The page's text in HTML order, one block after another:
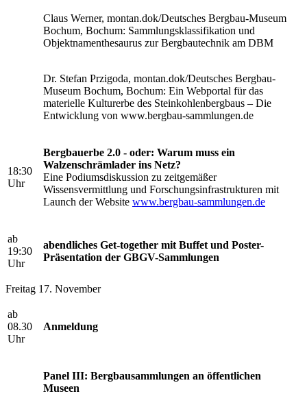
Claus Werner, montan.dok/Deutsches Bergbau-Museum
Bochum, Bochum: Sammlungsklassifikation und
Objektnamenthesaurus zur Bergbautechnik am DBM
Dr. Stefan Przigoda, montan.dok/Deutsches Bergbau-
Museum Bochum, Bochum: Ein Webportal für das
materielle Kulturerbe des Steinkohlenbergbaus – Die
Entwicklung von www.bergbau-sammlungen.de
18:30
Uhr
Bergbauerbe 2.0 - oder: Warum muss ein
Walzenschrämlader ins Netz?
Eine Podiumsdiskussion zu zeitgemäßer
Wissensvermittlung und Forschungsinfrastrukturen mit
Launch der Website www.bergbau-sammlungen.de
ab
19:30
Uhr
abendliches Get-together mit Buffet und Poster-
Präsentation der GBGV-Sammlungen
Freitag 17. November
ab
08.30
Uhr
Anmeldung
Panel III: Bergbausammlungen an öffentlichen
Museen